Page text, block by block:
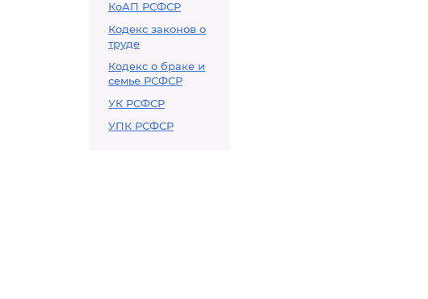
КоАП РСФСР
Кодекс законов о
труде
Кодекс о браке и
семье РСФСР
УК РСФСР
УПК РСФСР